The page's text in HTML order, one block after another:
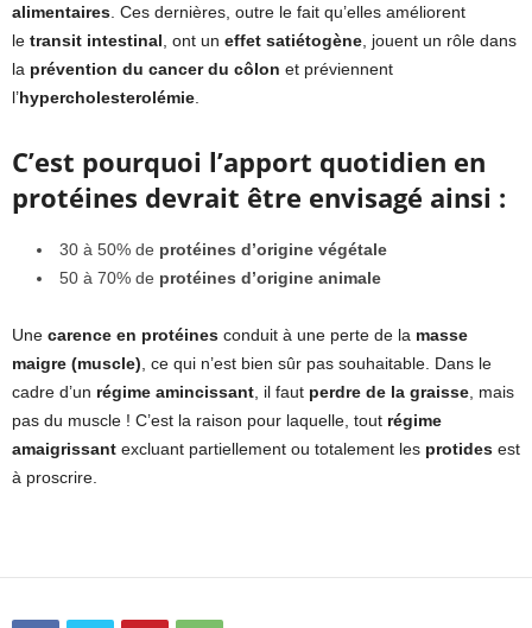
alimentaires . Ces dernières, outre le fait qu’elles améliorent
le transit intestinal , ont un effet satiétogène , jouent un rôle dans
la prévention du cancer du côlon et préviennent
l’hypercholesterolémie
C’est pourquoi l’apport quotidien en
protéines devrait être envisagé ainsi :
30 à 50% de protéines d’origine végétale
50 à 70% de protéines d’origine animale
Une carence en protéines conduit à une perte de la masse
maigre (muscle) , ce qui n’est bien sûr pas souhaitable. Dans le
cadre d’un régime amincissant , il faut perdre de la graisse , mais
pas du muscle ! C’est la raison pour laquelle, tout régime
amaigrissant excluant partiellement ou totalement les protides est
à proscrire.